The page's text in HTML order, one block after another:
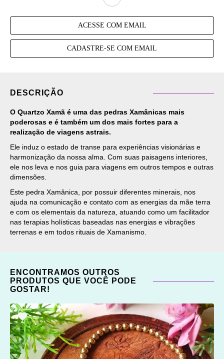
ACESSE COM EMAIL
CADASTRE-SE COM EMAIL
DESCRIÇÃO
O Quartzo Xamã é uma das pedras Xamânicas mais
poderosas e é também um dos mais fortes para a
realização de viagens astrais.
Ele induz o estado de transe para experiências visionárias e
harmonização da nossa alma. Com suas paisagens interiores,
ele nos leva e nos guia para viagens em outros tempos e outras
dimensões.
Este pedra Xamânica, por possuir diferentes minerais, nos
ajuda na comunicação e contato com as energias da mãe terra
e com os elementais da natureza, atuando como um facilitador
nas terapias holísticas baseadas nas energias e vibrações
terrenas e em todos rituais de Xamanismo.
ENCONTRAMOS OUTROS
PRODUTOS QUE VOCÊ PODE
GOSTAR!
ADICIONAR
OS